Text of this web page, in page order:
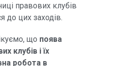
правових клубів
до цих заходів.
що поява
клубів і їх
робота в